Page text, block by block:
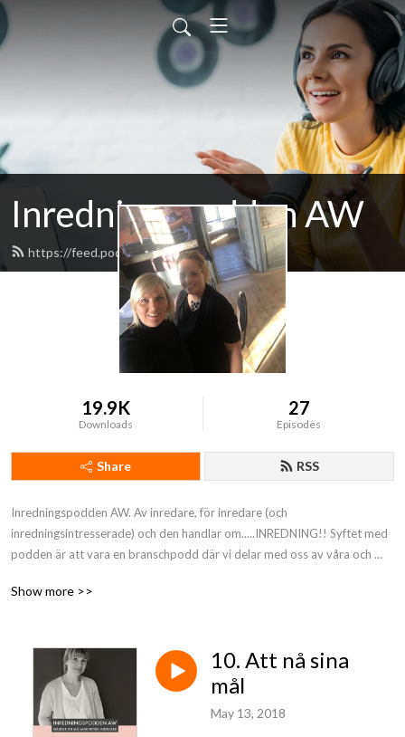
Inredningspodden AW
https://feed.podbean.com/awstudio/feed.xml
19.9K
Downloads
27
Episodes
Share RSS
Inredningspodden AW. Av inredare, för inredare (och
inredningsintresserade) och den handlar om.....INREDNING!! Syftet med
podden är att vara en branschpodd där vi delar med oss av våra och
leverantörer och mässor. Följ med in i vår värld. Vi lovar massor av
Show more >>
10. Att nå sina
mål
May 13, 2018